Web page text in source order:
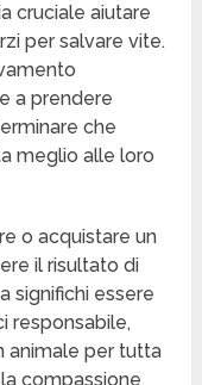
cruciale aiutare
per salvare vite.
a prendere
che
meglio alle loro
o acquistare un
il risultato di
significhi essere
responsabile,
animale per tutta
compassione